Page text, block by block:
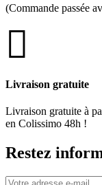
(Commande passée
Livraison gratuite
Livraison gratuite à
en Colissimo 48h !
Restez